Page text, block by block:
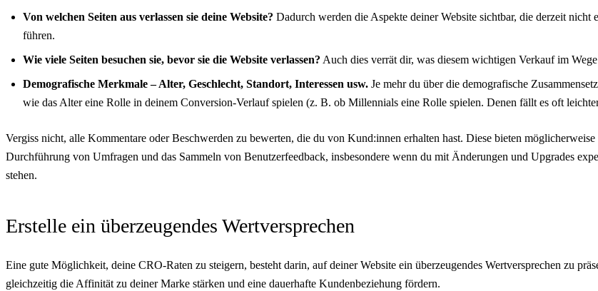
Von welchen Seiten aus verlassen sie deine Website? Dadurch werden die Aspekte deiner Website sichtbar, die derzeit
führen.
Wie viele Seiten besuchen sie, bevor sie die Website verlassen? Auch dies verrät dir, was diesem wichtigen Verkauf im
Demografische Merkmale – Alter, Geschlecht, Standort, Interessen usw. Je mehr du über die demografische
wie das Alter eine Rolle in deinem Conversion-Verlauf spielen (z. B. ob Millennials eine Rolle spielen. Denen fällt es oft
Vergiss nicht, alle Kommentare oder Beschwerden zu bewerten, die du von Kund:innen erhalten hast. Diese bieten
Durchführung von Umfragen und das Sammeln von Benutzerfeedback, insbesondere wenn du mit Änderungen und Upgrades
stehen.
Erstelle ein überzeugendes Wertversprechen
Eine gute Möglichkeit, deine CRO-Raten zu steigern, besteht darin, auf deiner Website ein überzeugendes Wertversprechen zu
gleichzeitig die Affinität zu deiner Marke stärken und eine dauerhafte Kundenbeziehung fördern.